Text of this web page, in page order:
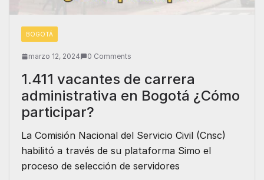
BOGOTÁ
marzo 12, 2024 0 Comments
1.411 vacantes de carrera
administrativa en Bogotá ¿Cómo
participar?
La Comisión Nacional del Servicio Civil (Cnsc)
habilitó a través de su plataforma Simo el
proceso de selección de servidores